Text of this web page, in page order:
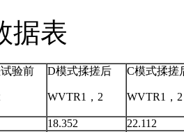
据表
验前 D模式揉搓后
WVTR1，2
C模式揉搓
WVTR1，2
18.352
22.112